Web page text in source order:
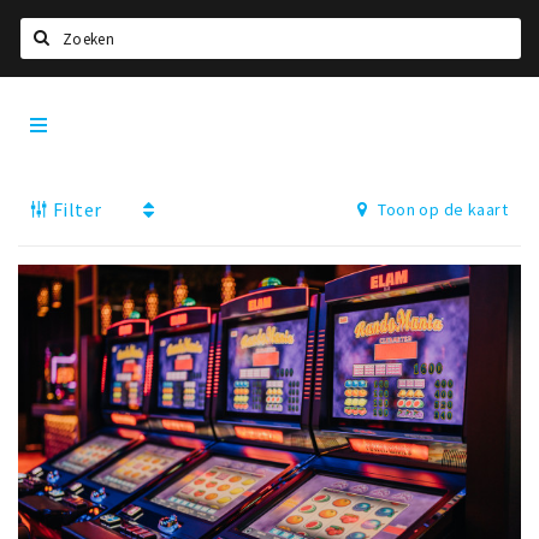
Home
Deals
Eten
Drinken
Slapen
Recreatief
Winkels
Winkelgebieden
Filter Toon op de kaart